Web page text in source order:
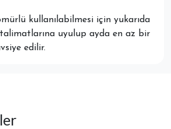
kullanılabilmesi için yukarıda
uyulup ayda en az bir
edilir.